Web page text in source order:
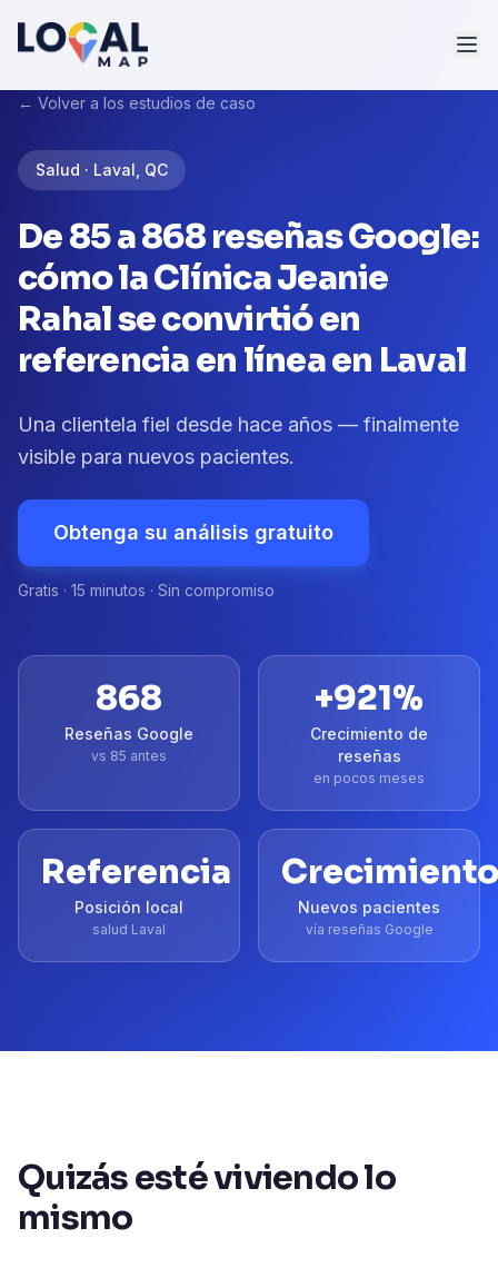
← Volver a los estudios de caso
Salud · Laval, QC
De 85 a 868 reseñas Google:
cómo la Clínica Jeanie
Rahal se convirtió en
referencia en línea en Laval
Una clientela fiel desde hace años — finalmente
visible para nuevos pacientes.
Obtenga su análisis gratuito
Gratis · 15 minutos · Sin compromiso
868
Reseñas Google
vs 85 antes
+921%
Crecimiento de
reseñas
en pocos meses
Referencia
Posición local
salud Laval
Crecimiento
Nuevos pacientes
vía reseñas Google
Quizás esté viviendo lo
mismo